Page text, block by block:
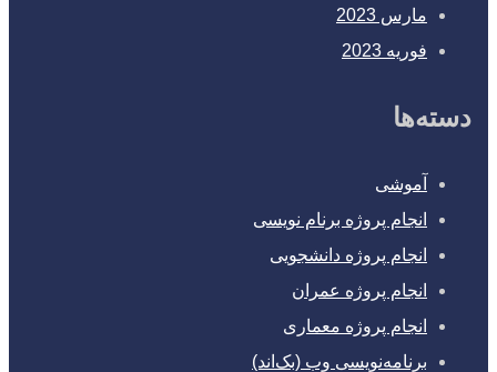
مارس 2023
فوریه 2023
دسته‌ها
آموشی
انجام پروژه برنام نویسی
انجام پروژه دانشجویی
انجام پروژه عمران
انجام پروژه معماری
برنامه‌نویسی وب (بک‌اند)